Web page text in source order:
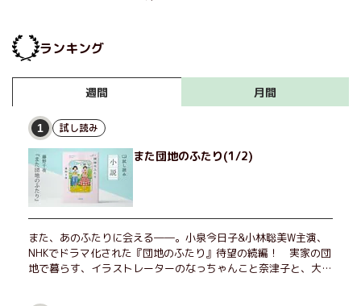
ランキング
週間 月間
1 試し読み
また団地のふたり(1/2)
また、あのふたりに会える――。小泉今日子&小林聡美W主演、
NHKでドラマ化された『団地のふたり』待望の続編！ 実家の団
地で暮らす、イラストレーターのなっちゃんこと奈津子と、大学